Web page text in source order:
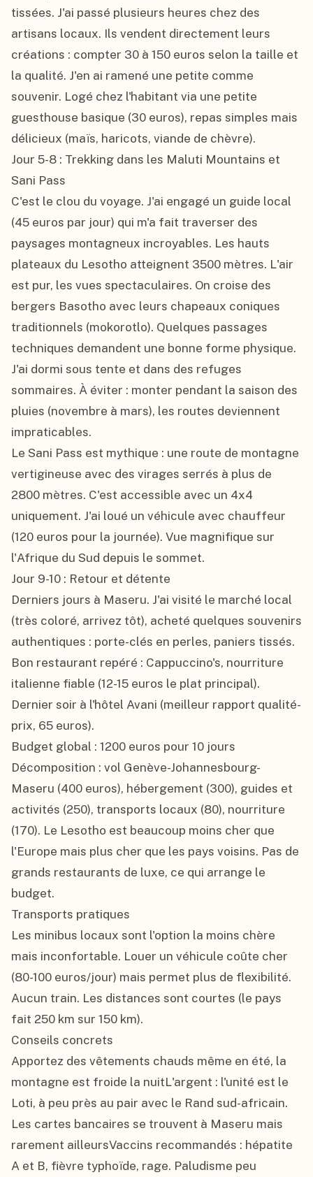
tissées. J'ai passé plusieurs heures chez des
artisans locaux. Ils vendent directement leurs
créations : compter 30 à 150 euros selon la taille et
la qualité. J'en ai ramené une petite comme
souvenir. Logé chez l'habitant via une petite
guesthouse basique (30 euros), repas simples mais
délicieux (maïs, haricots, viande de chèvre).
Jour 5-8 : Trekking dans les Maluti Mountains et
Sani Pass
C'est le clou du voyage. J'ai engagé un guide local
(45 euros par jour) qui m'a fait traverser des
paysages montagneux incroyables. Les hauts
plateaux du Lesotho atteignent 3500 mètres. L'air
est pur, les vues spectaculaires. On croise des
bergers Basotho avec leurs chapeaux coniques
traditionnels (mokorotlo). Quelques passages
techniques demandent une bonne forme physique.
J'ai dormi sous tente et dans des refuges
sommaires. À éviter : monter pendant la saison des
pluies (novembre à mars), les routes deviennent
impraticables.
Le Sani Pass est mythique : une route de montagne
vertigineuse avec des virages serrés à plus de
2800 mètres. C'est accessible avec un 4x4
uniquement. J'ai loué un véhicule avec chauffeur
(120 euros pour la journée). Vue magnifique sur
l'Afrique du Sud depuis le sommet.
Jour 9-10 : Retour et détente
Derniers jours à Maseru. J'ai visité le marché local
(très coloré, arrivez tôt), acheté quelques souvenirs
authentiques : porte-clés en perles, paniers tissés.
Bon restaurant repéré : Cappuccino's, nourriture
italienne fiable (12-15 euros le plat principal).
Dernier soir à l'hôtel Avani (meilleur rapport qualité-
prix, 65 euros).
Budget global : 1200 euros pour 10 jours
Décomposition : vol Genève-Johannesbourg-
Maseru (400 euros), hébergement (300), guides et
activités (250), transports locaux (80), nourriture
(170). Le Lesotho est beaucoup moins cher que
l'Europe mais plus cher que les pays voisins. Pas de
grands restaurants de luxe, ce qui arrange le
budget.
Transports pratiques
Les minibus locaux sont l'option la moins chère
mais inconfortable. Louer un véhicule coûte cher
(80-100 euros/jour) mais permet plus de flexibilité.
Aucun train. Les distances sont courtes (le pays
fait 250 km sur 150 km).
Conseils concrets
Apportez des vêtements chauds même en été, la
montagne est froide la nuitL'argent : l'unité est le
Loti, à peu près au pair avec le Rand sud-africain.
Les cartes bancaires se trouvent à Maseru mais
rarement ailleursVaccins recommandés : hépatite
A et B, fièvre typhoïde, rage. Paludisme peu